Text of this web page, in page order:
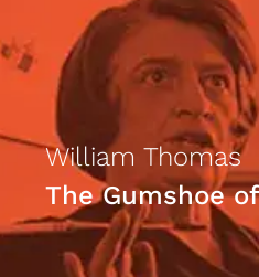
William Thomas
The Gumshoe